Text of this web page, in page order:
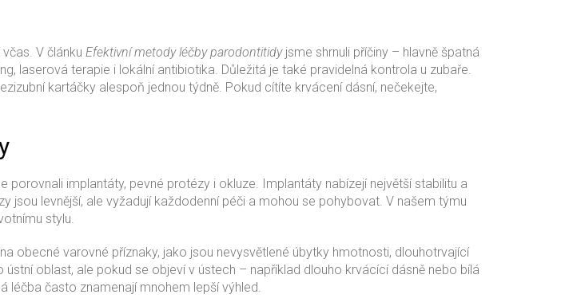
V článku Efektivní metody léčby parodontitidyjsme shrnuli příčiny – hlavně špatná
laserová terapie i lokální antibiotika. Důležitá je také pravidelná kontrola u zubaře.
kartáčky alespoň jednou týdně. Pokud cítíte krvácení dásní, nečekejte,
porovnali implantáty, pevné protézy i okluze. Implantáty nabízejí největší stabilitu a
levnější, ale vyžadují každodenní péči a mohou se pohybovat. V našem týmu
stylu.
obecné varovné příznaky, jako jsou nevysvětlené úbytky hmotnosti, dlouhotrvající
oblast, ale pokud se objeví v ústech – například dlouho krvácící dásně nebo bílá
léčba často znamenají mnohem lepší výhled.